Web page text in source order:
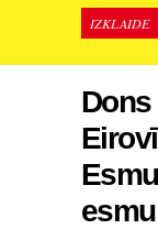
IZKLAIDE